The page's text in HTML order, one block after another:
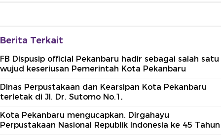
Berita Terkait
FB Dispusip official Pekanbaru hadir sebagai salah satu
wujud keseriusan Pemerintah Kota Pekanbaru
Dinas Perpustakaan dan Kearsipan Kota Pekanbaru
terletak di Jl. Dr. Sutomo No.1,
Kota Pekanbaru mengucapkan. Dirgahayu
Perpustakaan Nasional Republik Indonesia ke 45 Tahun